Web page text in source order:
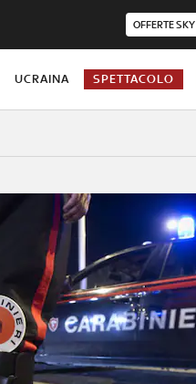
OFFERTE SKY
UCRAINA SPETTACOLO